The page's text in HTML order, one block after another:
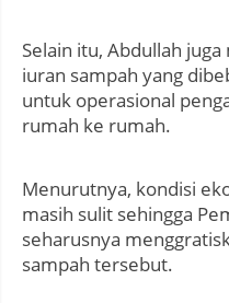
Selain itu, Abdullah
iuran sampah yang
untuk operasional
rumah ke rumah.
Menurutnya, kondisi
masih sulit sehingga
seharusnya
sampah tersebut.